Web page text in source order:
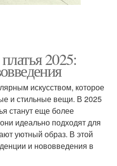
2025:
искусством, которое
и стильные вещи. В 2025
станут еще более
идеально подходят для
уютный образ. В этой
и нововведения в